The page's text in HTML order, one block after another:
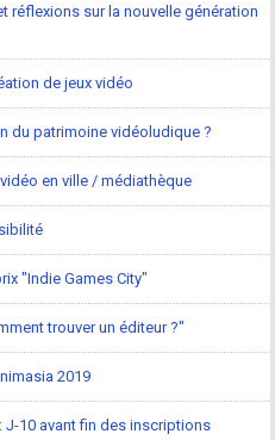
réflexions sur la nouvelle génération
de jeux vidéo
du patrimoine vidéoludique ?
en ville / médiathèque
"Indie Games City"
trouver un éditeur ?"
2019
J-10 avant fin des inscriptions